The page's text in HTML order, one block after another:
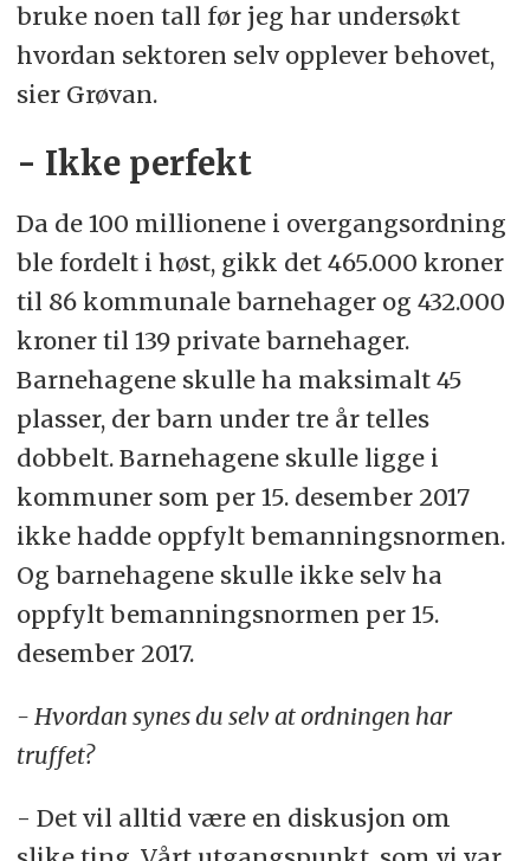
bruke noen tall før jeg har undersøkt
hvordan sektoren selv opplever behovet,
sier Grøvan.
- Ikke perfekt
Da de 100 millionene i overgangsordning
ble fordelt i høst, gikk det 465.000 kroner
til 86 kommunale barnehager og 432.000
kroner til 139 private barnehager.
Barnehagene skulle ha maksimalt 45
plasser, der barn under tre år telles
dobbelt. Barnehagene skulle ligge i
kommuner som per 15. desember 2017
ikke hadde oppfylt bemanningsnormen.
Og barnehagene skulle ikke selv ha
oppfylt bemanningsnormen per 15.
desember 2017.
- Hvordan synes du selv at ordningen har
truffet?
- Det vil alltid være en diskusjon om